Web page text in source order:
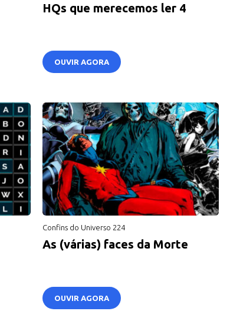
HQs que merecemos ler 4
OUVIR AGORA
Confins do Universo 224
As (várias) faces da Morte
OUVIR AGORA